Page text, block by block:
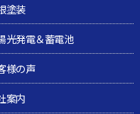
塗装
光発電＆蓄電池
様の声
案内